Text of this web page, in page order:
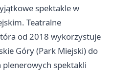
spektakle w
Teatralne
od 2018 wykorzystuje
Góry (Park Miejski) do
spektakli